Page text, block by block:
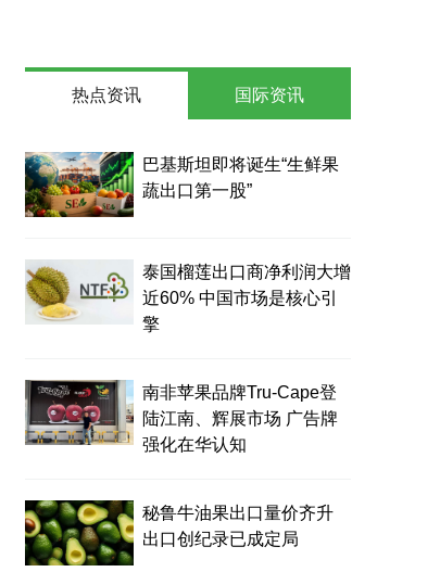
热点资讯
巴基斯坦即将诞生“生鲜果
蔬出口第一股”
泰国榴莲出口商净利润大增
近60% 中国市场是核心引
擎
南非苹果品牌Tru-Cape登
陆江南、辉展市场 广告牌
强化在华认知
秘鲁牛油果出口量价齐升
出口创纪录已成定局
国际资讯